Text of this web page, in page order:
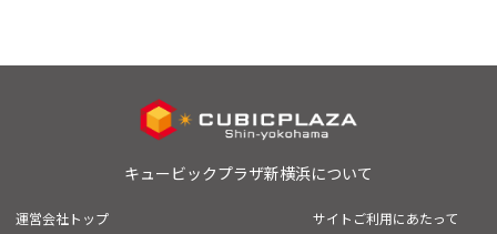
キュービックプラザ新横浜について
運営会社トップ サイトご利用にあたって